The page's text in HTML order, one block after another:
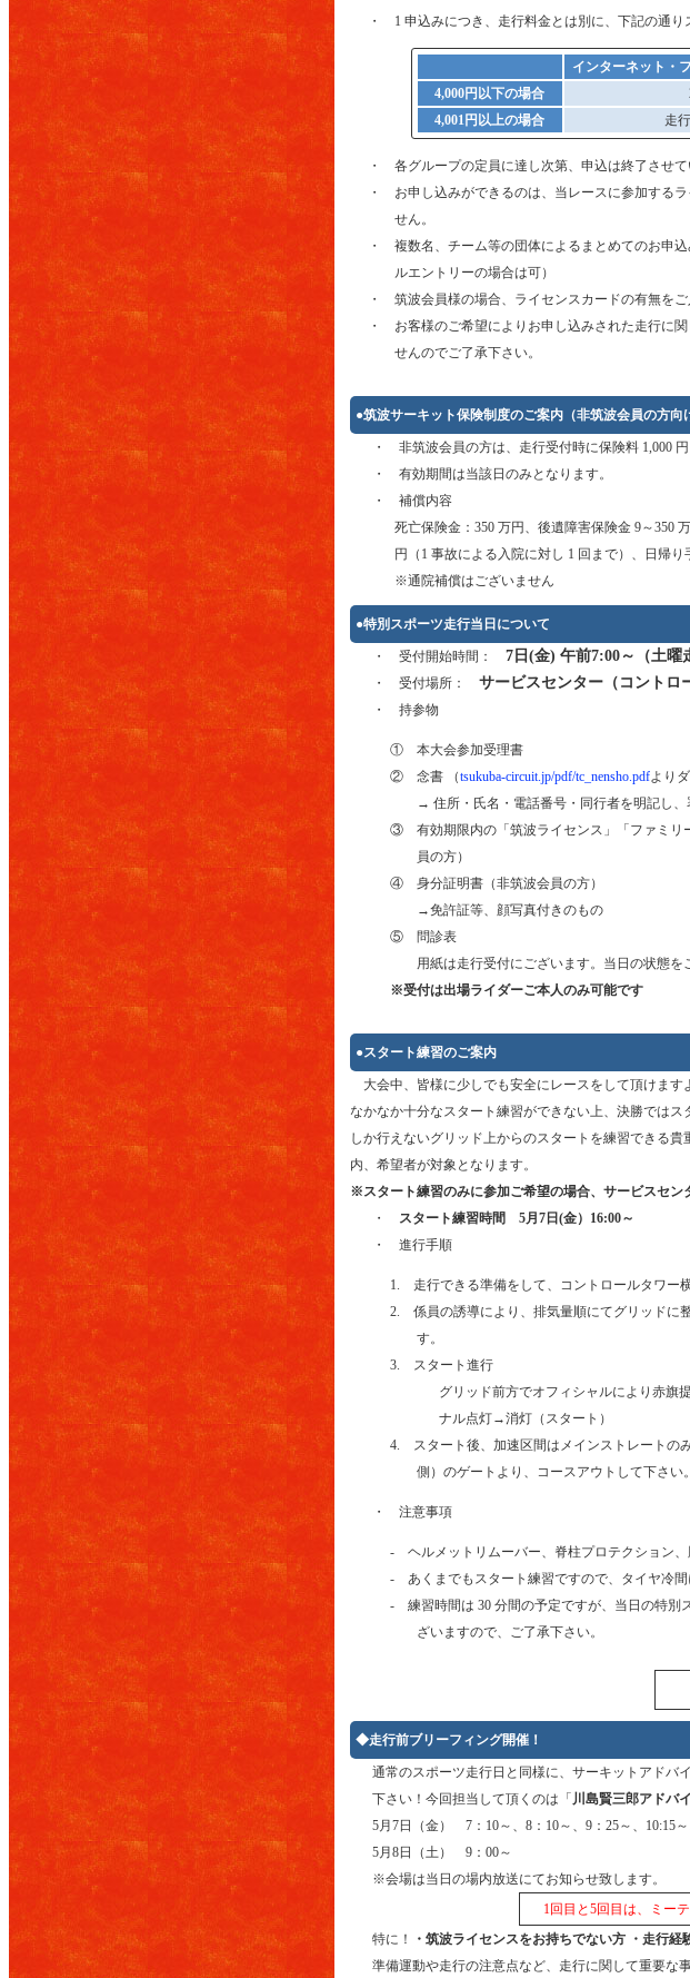
・ 1 申込みにつき、走行料金とは別に、下記の通り
インターネット・
4,000円以下の場合
4,001円以上の場合
走
・ 各グループの定員に達し次第、申込は終了させて
・ お申し込みができるのは、当レースに参加する
せん。
・ 複数名、チーム等の団体によるまとめてのお申
ルエントリーの場合は可）
・ 筑波会員様の場合、ライセンスカードの有無をご
・ お客様のご希望によりお申し込みされた走行に
せんのでご了承下さい。
●筑波サーキット保険制度のご案内（非筑波会員の方向
・ 非筑波会員の方は、走行受付時に保険料 1,000 円
・ 有効期間は当該日のみとなります。
・ 補償内容
死亡保険金：350 万円、後遺障害保険金 9～350
円（1 事故による入院に対し 1 回まで）、日帰り
※通院補償はございません
●特別スポーツ走行当日について
・ 受付開始時間： 7日(金) 午前7:00～（土曜
・ 受付場所： サービスセンター（コントロ
・ 持参物
① 本大会参加受理書
② 念書 （tsukuba-circuit.jp/pdf/tc_nensho.pdfより
→ 住所・氏名・電話番号・同行者を明記し
③ 有効期限内の「筑波ライセンス」「ファミリ
員の方）
④ 身分証明書（非筑波会員の方）
→免許証等、顔写真付きのもの
⑤ 問診表
用紙は走行受付にございます。当日の状態を
※受付は出場ライダーご本人のみ可能です
●スタート練習のご案内
大会中、皆様に少しでも安全にレースをして頂けます
なかなか十分なスタート練習ができない上、決勝では
しか行えないグリッド上からのスタートを練習できる
内、希望者が対象となります。
※スタート練習のみに参加ご希望の場合、サービスセン
・
スタート練習時間 5月7日(金）16:00～
・ 進行手順
1. 走行できる準備をして、コントロールタワー
2. 係員の誘導により、排気量順にてグリッドに
す。
3. スタート進行
グリッド前方でオフィシャルにより赤
ナル点灯→消灯（スタート）
4. スタート後、加速区間はメインストレートの
側）のゲートより、コースアウトして下さい
・ 注意事項
- ヘルメットリムーバー、脊柱プロテクション、
- あくまでもスタート練習ですので、タイヤ冷間
- 練習時間は 30 分間の予定ですが、当日の特別
ざいますので、ご了承下さい。
◆走行前ブリーフィング開催！
通常のスポーツ走行日と同様に、サーキットアドバ
下さい！今回担当して頂くのは「 川島賢三郎アドバ
5月7日（金） 7：10～、8：10～、9：25～、10:15～
5月8日（土） 9：00～
※会場は当日の場内放送にてお知らせ致します。
1回目と5回目は、ミー
特に！
・筑波ライセンスをお持ちでない方 ・走行経
準備運動や走行の注意点など、走行に関して重要な